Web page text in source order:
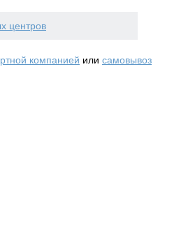
центров
компанией или самовывоз